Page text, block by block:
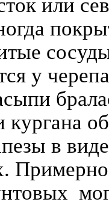
или
у
в